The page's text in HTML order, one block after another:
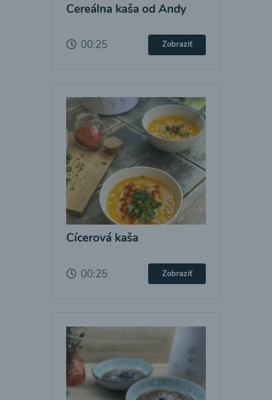
Cereálna kaša od Andy
00:25 Zobraziť
Cícerová kaša
00:25 Zobraziť